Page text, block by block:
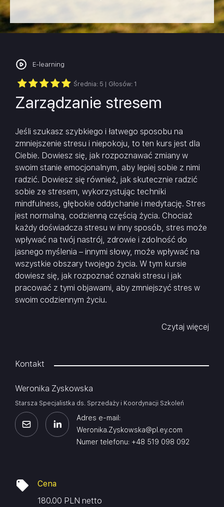
E-learning
Średnia: 5 | Głosów: 1
Zarządzanie stresem
Jeśli szukasz szybkiego i łatwego sposobu na
zmniejszenie stresu i niepokoju, to ten kurs jest dla
Ciebie. Dowiesz się, jak rozpoznawać zmiany w
swoim stanie emocjonalnym, aby lepiej sobie z nimi
radzić. Dowiesz się również, jak skutecznie radzić
sobie ze stresem, wykorzystując techniki
mindfulness, głębokie oddychanie i medytację. Stres
jest normalną, codzienną częścią życia. Chociaż
każdy doświadcza stresu w inny sposób, stres może
wpływać na twój nastrój, zdrowie i zdolność do
jasnego myślenia – innymi słowy, może wpływać na
wszystkie obszary twojego życia. W tym kursie
dowiesz się, jak rozpoznać oznaki stresu i jak
pracować z tymi objawami, aby zmniejszyć stres w
swoim codziennym życiu.
Czytaj więcej
Kontakt
Weronika Zyskowska
Starsza Specjalistka ds. Sprzedaży i Koordynacji Szkoleń
Adres e-mail:
Weronika.Zyskowska@pl.ey.com
Numer telefonu: +48 519 098 092
Cena
180.00 PLN netto